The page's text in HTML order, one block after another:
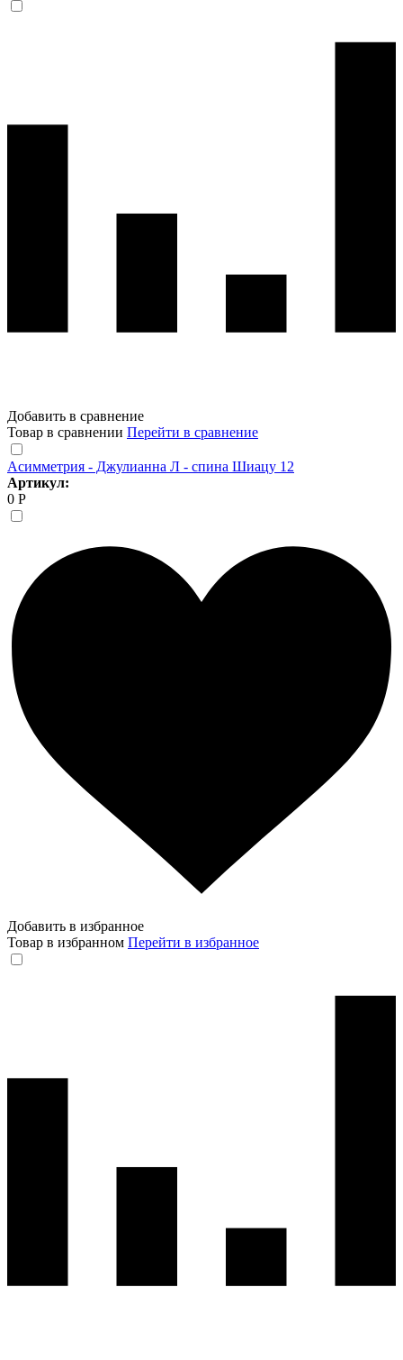
Добавить в сравнение
Товар в сравнении Перейти в сравнение
Асимметрия - Джулианна Л - спина Шиацу 12
Артикул:
0 Р
Добавить в избранное
Товар в избранном Перейти в избранное